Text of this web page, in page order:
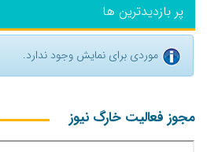
پر بازدیدترین ها
موردی برای نمایش وجود ندارد.
مجوز فعالیت خارگ نیوز